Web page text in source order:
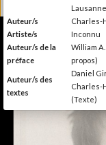
Lausanne
Auteur/s
Charles-
Artiste/s
Inconnu
Auteur/s de la
préface
William
propos)
Auteur/s des
textes
Daniel
Charles-
(Texte)
Banque
Institut
de l'art